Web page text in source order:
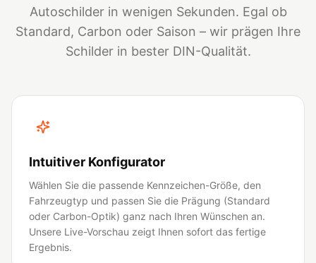
Autoschilder in wenigen Sekunden. Egal ob
Standard, Carbon oder Saison – wir prägen Ihre
Schilder in bester DIN-Qualität.
Intuitiver Konfigurator
Wählen Sie die passende Kennzeichen-Größe, den
Fahrzeugtyp und passen Sie die Prägung (Standard
oder Carbon-Optik) ganz nach Ihren Wünschen an.
Unsere Live-Vorschau zeigt Ihnen sofort das fertige
Ergebnis.